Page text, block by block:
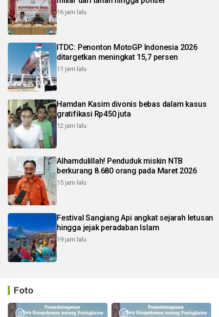
16 jam lalu
ITDC: Penonton MotoGP Indonesia 2026
ditargetkan meningkat 15,7 persen
11 jam lalu
Hamdan Kasim divonis bebas dalam kasus
gratifikasi Rp450 juta
12 jam lalu
Alhamdulillah! Penduduk miskin NTB
berkurang 8.680 orang pada Maret 2026
15 jam lalu
Festival Sangiang Api angkat sejarah letusan
hingga jejak peradaban Islam
19 jam lalu
Foto